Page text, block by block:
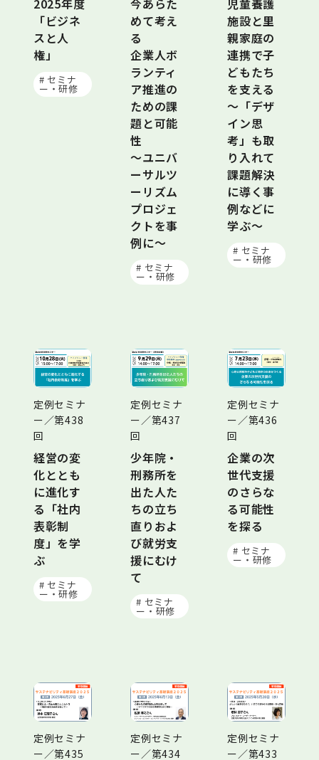
2025年度
「ビジネ
スと人
権」
# セミナ
ー・研修
今あらた
めて考え
る
企業人ボ
ランティ
ア推進の
ための課
題と可能
性
～ユニバ
ーサルツ
ーリズム
プロジェ
クトを事
例に～
# セミナ
ー・研修
児童養護
施設と里
親家庭の
連携で子
どもたち
を支える
～「デザ
イン思
考」も取
り入れて
課題解決
に導く事
例などに
学ぶ～
# セミナ
ー・研修
定例セミナ
ー／第438
回
経営の変
化ととも
に進化す
る「社内
表彰制
度」を学
ぶ
# セミナ
ー・研修
定例セミナ
ー／第437
回
少年院・
刑務所を
出た人た
ちの立ち
直りおよ
び就労支
援にむけ
て
# セミナ
ー・研修
定例セミナ
ー／第436
回
企業の次
世代支援
のさらな
る可能性
を探る
# セミナ
ー・研修
定例セミナ
ー／第435
定例セミナ
ー／第434
定例セミナ
ー／第433